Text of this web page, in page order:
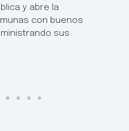
y abre la
con buenos
sus